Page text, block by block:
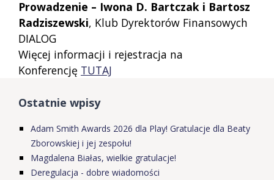
Prowadzenie – Iwona D. Bartczak i Bartosz
Radziszewski, Klub Dyrektorów Finansowych
DIALOG
Więcej informacji i rejestracja na
Konferencję TUTAJ
Ostatnie wpisy
Adam Smith Awards 2026 dla Play! Gratulacje dla Beaty
Zborowskiej i jej zespołu!
Magdalena Białas, wielkie gratulacje!
Deregulacja - dobre wiadomości